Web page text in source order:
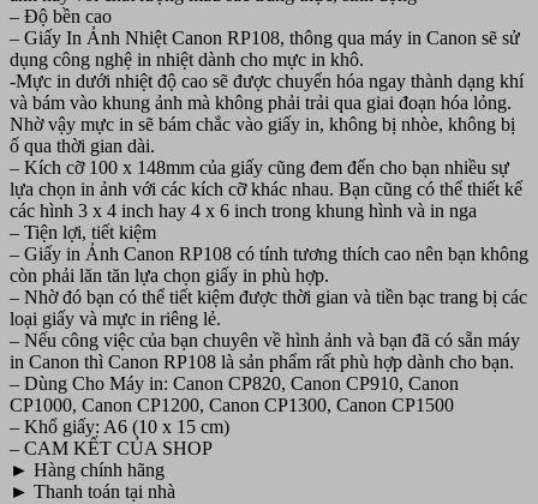
– Độ bền cao
– Giấy In Ảnh Nhiệt Canon RP108, thông qua máy in Canon sẽ sử
dụng công nghệ in nhiệt dành cho mực in khô.
-Mực in dưới nhiệt độ cao sẽ được chuyển hóa ngay thành dạng khí
và bám vào khung ảnh mà không phải trải qua giai đoạn hóa lỏng.
Nhờ vậy mực in sẽ bám chắc vào giấy in, không bị nhòe, không bị
ố qua thời gian dài.
– Kích cỡ 100 x 148mm của giấy cũng đem đến cho bạn nhiều sự
lựa chọn in ảnh với các kích cỡ khác nhau. Bạn cũng có thể thiết kế
các hình 3 x 4 inch hay 4 x 6 inch trong khung hình và in nga
– Tiện lợi, tiết kiệm
– Giấy in Ảnh Canon RP108 có tính tương thích cao nên bạn không
còn phải lăn tăn lựa chọn giấy in phù hợp.
– Nhờ đó bạn có thể tiết kiệm được thời gian và tiền bạc trang bị các
loại giấy và mực in riêng lẻ.
– Nếu công việc của bạn chuyên về hình ảnh và bạn đã có sẵn máy
in Canon thì Canon RP108 là sản phẩm rất phù hợp dành cho bạn.
– Dùng Cho Máy in: Canon CP820, Canon CP910, Canon
CP1000, Canon CP1200, Canon CP1300, Canon CP1500
– Khổ giấy: A6 (10 x 15 cm)
– CAM KẾT CỦA SHOP
► Hàng chính hãng
► Thanh toán tại nhà